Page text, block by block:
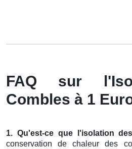
FAQ sur
Combles à 1
1. Qu'est-ce que l'isolation
conservation de chaleur des